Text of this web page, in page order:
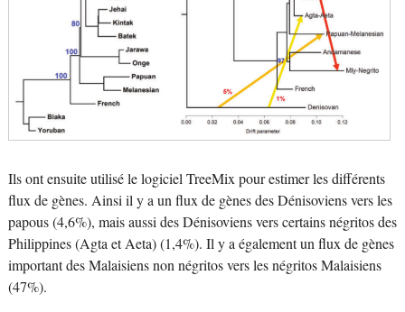
Ils ont ensuite utilisé le logiciel TreeMix pour estimer les différents
flux de gènes. Ainsi il y a un flux de gènes des Dénisoviens vers les
papous (4,6%), mais aussi des Dénisoviens vers certains négritos des
Philippines (Agta et Aeta) (1,4%). Il y a également un flux de gènes
important des Malaisiens non négritos vers les négritos Malaisiens
(47%).